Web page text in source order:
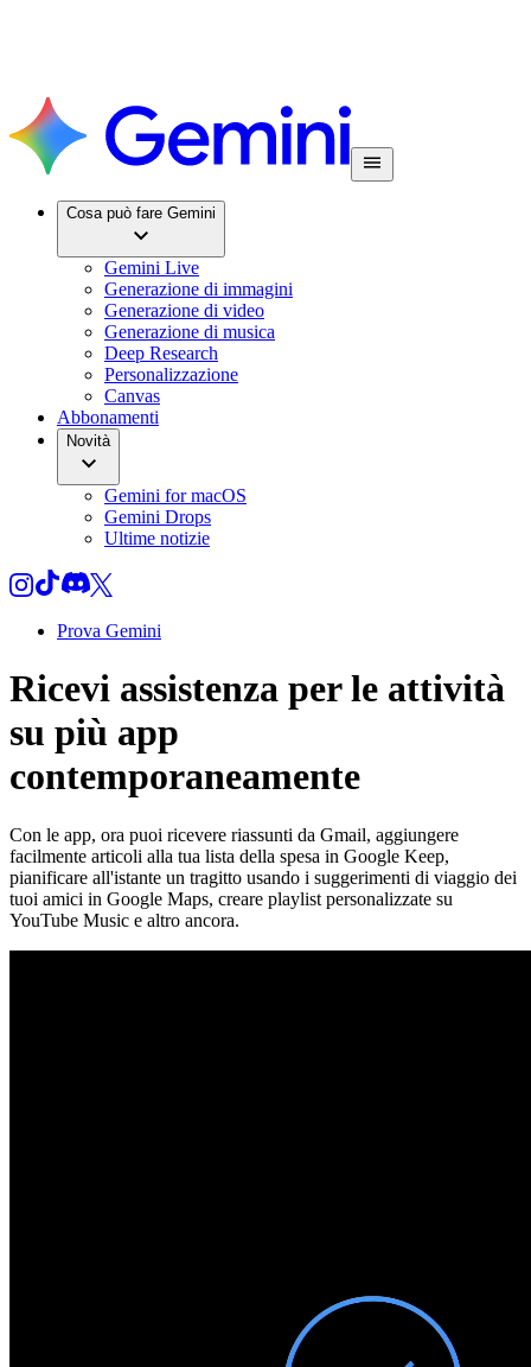
Cosa può fare Gemini
Gemini Live
Generazione di immagini
Generazione di video
Generazione di musica
Deep Research
Personalizzazione
Canvas
Abbonamenti
Novità
Gemini for macOS
Gemini Drops
Ultime notizie
Prova Gemini
Ricevi assistenza per le attività
su più app
contemporaneamente
Con le app, ora puoi ricevere riassunti da Gmail, aggiungere
facilmente articoli alla tua lista della spesa in Google Keep,
pianificare all'istante un tragitto usando i suggerimenti di viaggio dei
tuoi amici in Google Maps, creare playlist personalizzate su
YouTube Music e altro ancora.